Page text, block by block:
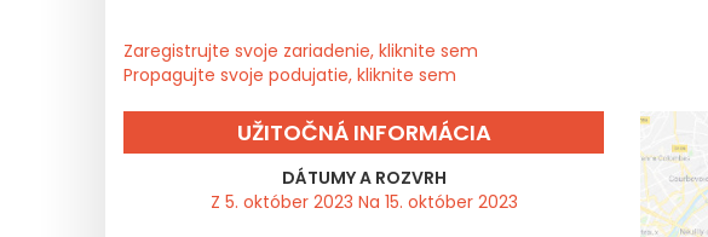
Zaregistrujte svoje zariadenie, kliknite sem
Propagujte svoje podujatie, kliknite sem
UŽITOČNÁ INFORMÁCIA
DÁTUMY A ROZVRH
Z 5. október 2023 Na 15. október 2023